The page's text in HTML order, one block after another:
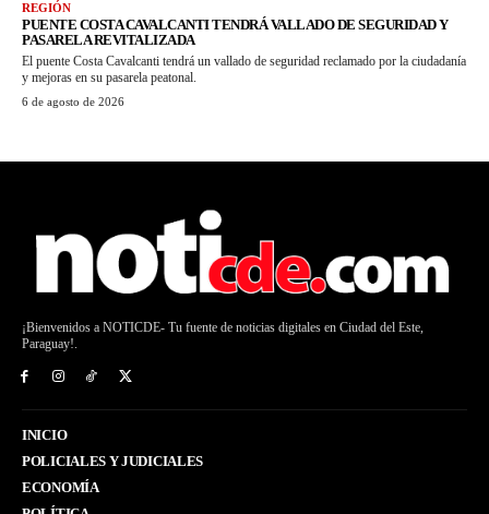
REGIÓN
PUENTE COSTA CAVALCANTI TENDRÁ VALLADO DE SEGURIDAD Y
PASARELA REVITALIZADA
El puente Costa Cavalcanti tendrá un vallado de seguridad reclamado por la ciudadanía
y mejoras en su pasarela peatonal.
6 de agosto de 2026
¡Bienvenidos a NOTICDE- Tu fuente de noticias digitales en Ciudad del Este,
Paraguay!.
INICIO
POLICIALES Y JUDICIALES
ECONOMÍA